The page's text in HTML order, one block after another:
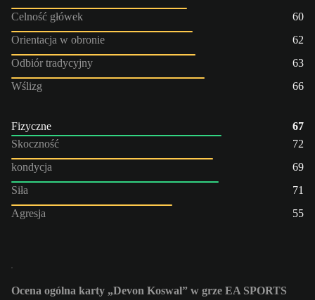
Celność główek
60
Orientacja w obronie
62
Odbiór tradycyjny
63
Wślizg
66
Fizyczne
67
Skoczność
72
kondycja
69
Siła
71
Agresja
55
Ocena ogólna karty „Devon Koswal” w grze EA SPORTS